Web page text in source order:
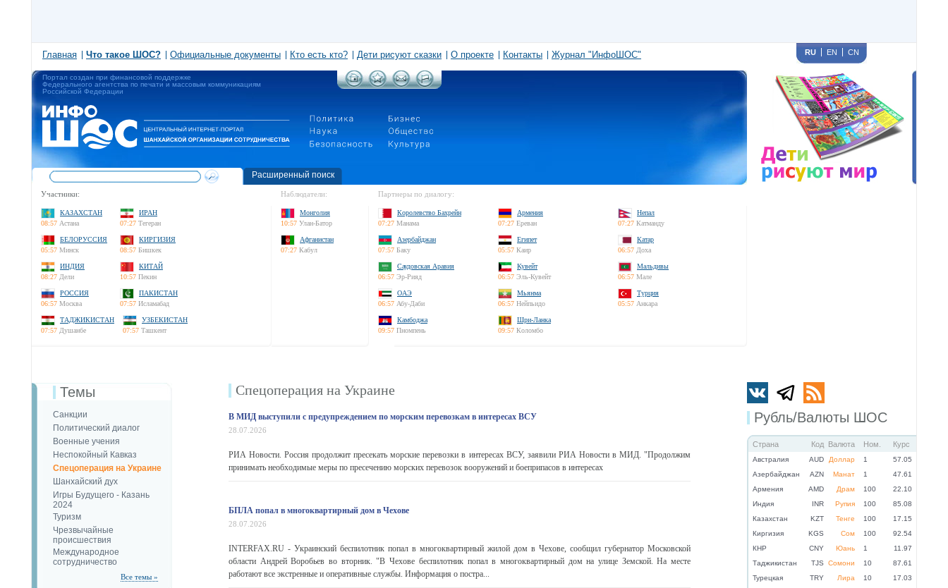
Главная Что такое ШОС? Официальные документы Кто есть кто? Дети рисуют сказки О проекте Контакты Журнал "ИнфоШОС" RU EN CN
Портал создан при финансовой поддержке
Федерального агентства по печати и массовым коммуникациям
Российской Федерации
Расширенный поиск
Участники:
КАЗАХСТАН
08:57 Астана
ИРАН
07:27 Тегеран
БЕЛОРУССИЯ
05:57 Минск
КИРГИЗИЯ
08:57 Бишкек
ИНДИЯ
08:27 Дели
КИТАЙ
10:57 Пекин
РОССИЯ
06:57 Москва
ПАКИСТАН
07:57 Исламабад
ТАДЖИКИСТАН
07:57 Душанбе
УЗБЕКИСТАН
07:57 Ташкент
Наблюдатели:
Монголия
10:57 Улан-Батор
Афганистан
07:27 Кабул
Партнеры по диалогу:
Королевство Бахрейн
07:27 Манама
Армения
07:27 Ереван
Непал
07:27 Катманду
Азербайджан
07:57 Баку
Египет
05:57 Каир
Катар
06:57 Доха
Саудовская Аравия
06:57 Эр-Рияд
Кувейт
06:57 Эль-Кувейт
Мальдивы
06:57 Мале
ОАЭ
06:57 Абу-Даби
Мьянма
06:57 Нейпьидо
Турция
05:57 Анкара
Камбоджа
09:57 Пномпень
Шри-Ланка
09:57 Коломбо
Рубль/Валюты ШОС
Страна Код Валюта Ном. Курс
Австралия AUD Доллар 1
57.05
Азербайджан
AZN Манат 1
47.61
Армения
AMD Драм 100
22.10
Индия
INR Рупия 100
85.08
Казахстан
KZT Тенге 100
17.15
Киргизия
KGS Сом 100
92.54
КНР
CNY Юань 1
11.97
Таджикистан
TJS Сомони 10
87.61
Турецкая
TRY Лира 10
17.03
Темы
Санкции
Политический диалог
Военные учения
Неспокойный Кавказ
Спецоперация на Украине
Шанхайский дух
Игры Будущего - Казань
2024
Туризм
Чрезвычайные
происшествия
Международное
сотрудничество
Все темы »
Спецоперация на Украине
В МИД выступили с предупреждением по морским перевозкам в интересах ВСУ
28.07.2026
РИА Новости. Россия продолжит пресекать морские перевозки в интересах ВСУ, заявили РИА Новости в МИД. "Продолжим
принимать необходимые меры по пресечению морских перевозок вооружений и боеприпасов в интересах
БПЛА попал в многоквартирный дом в Чехове
28.07.2026
INTERFAX.RU - Украинский беспилотник попал в многоквартирный жилой дом в Чехове, сообщил губернатор Московской
области Андрей Воробьев во вторник. "В Чехове беспилотник попал в многоквартирный дом на улице Земской. На месте
работают все экстренные и оперативные службы. Информация о постра...